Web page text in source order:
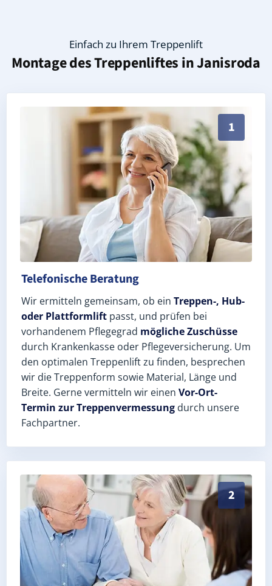
Einfach zu Ihrem Treppenlift
Montage des Treppenliftes inJanisroda
1
Persönliche Treppenlift-Beratung in Janisroda
Telefonische Beratung
Wir ermitteln gemeinsam, ob ein Treppen-, Hub-
oder Plattformlift passt, und prüfen bei
vorhandenem Pflegegrad mögliche Zuschüsse
durch Krankenkasse oder Pflegeversicherung. Um
den optimalen Treppenlift zu finden, besprechen
wir die Treppenform sowie Material, Länge und
Breite. Gerne vermitteln wir einen Vor-Ort-
Termin zur Treppenvermessung durch unsere
Fachpartner.
2
Exaktes Aufmaß in Janisroda (Burgenlandkreis) –